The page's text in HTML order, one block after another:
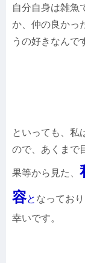
自分自身は雑魚
か、仲の良かっ
うの好きなんで
といっても、私
ので、あくまで
果等から見た、
容と なってお
幸いです。